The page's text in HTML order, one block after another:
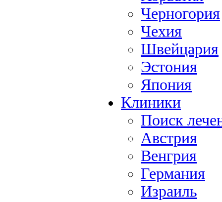
Черногория
Чехия
Швейцария
Эстония
Япония
Клиники
Поиск
Австрия
Венгрия
Германия
Израиль